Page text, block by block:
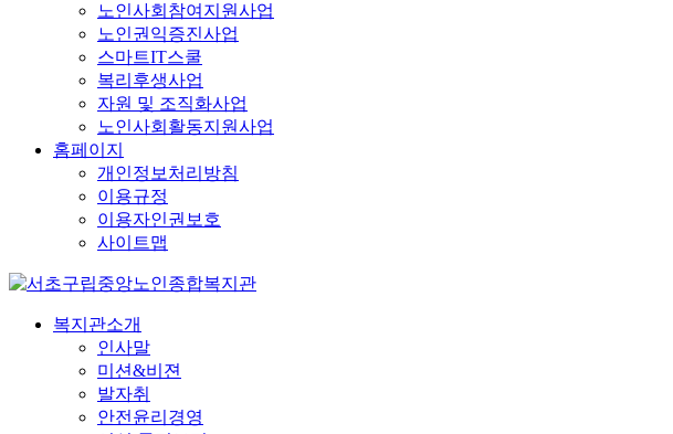
노인사회참여지원사업
노인권익증진사업
스마트IT스쿨
복리후생사업
자원 및 조직화사업
노인사회활동지원사업
홈페이지
개인정보처리방침
이용규정
이용자인권보호
사이트맵
복지관소개
인사말
미션&비젼
발자취
안전윤리경영